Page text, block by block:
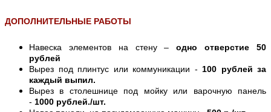
ДОПОЛНИТЕЛЬНЫЕ РАБОТЫ
Навеска элементов на стену –одно отверстие 50
рублей
Вырез под плинтус или коммуникации - 100 рублей за
каждый выпил.
Вырез в столешнице под мойку или варочную панель
- 1000 рублей./шт.